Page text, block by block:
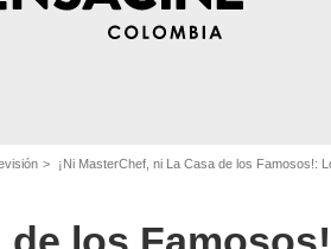
¡Ni MasterChef, ni La Casa de los Famosos!: